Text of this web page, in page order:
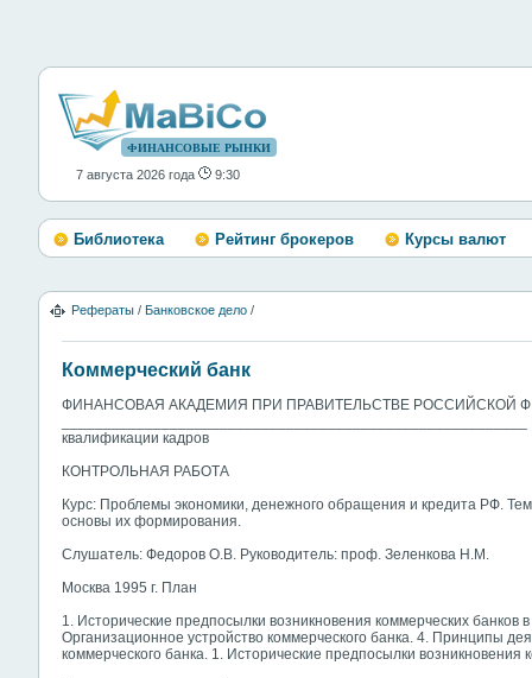
ФИНАНСОВЫЕ РЫНКИ
7 августа 2026 года 9:30
Библиотека Рейтинг брокеров Курсы валют
Рефераты / Банковское дело /
Коммерческий банк
ФИНАНСОВАЯ АКАДЕМИЯ ПРИ ПРАВИТЕЛЬСТВЕ РОССИЙСКОЙ
квалификации кадров
КОНТРОЛЬНАЯ РАБОТА
Курс: Проблемы экономики, денежного обращения и кредита РФ.
основы их формирования.
Слушатель: Федоров О.В. Руководитель: проф. Зеленкова Н.М.
Москва 1995 г. План
1. Исторические предпосылки возникновения коммерческих банков
Организационное устройство коммерческого банка. 4. Принципы
коммерческого банка. 1. Исторические предпосылки возникновения